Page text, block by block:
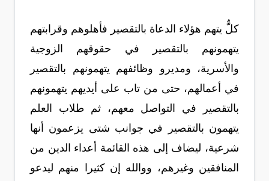
كلٌّ يتهم هؤلاء الدعاة بالتقصير فأهلوهم وقرابتهم
يتهمونهم بالتقصير في حقوقهم الزوجية
والأسرية، ومديرو وظائفهم يتهمونهم بالتقصير
في أعمالهم، حتى من تاب على أيديهم يتهمونهم
بالتقصير في التواصل معهم، ثم طلاب العلم
يتهمون بالتقصير في جوانب شتى يزعمون أنها
شرعية، ليضاف إلى هذه القائمة أعداء الدين من
المنافقين وغيرهم، ووالله إن كثيرا منهم ليدعو